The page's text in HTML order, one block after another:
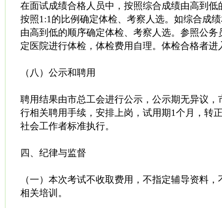
在面试成绩合格人员中，按照综合成绩由高到低
按照1:1的比例确定体检、考察人选。如综合成
由高到低的顺序确定体检、考察人选。参照公务
定医院进行体检，体检费用自理。体检合格者进
（八）公示和聘用
聘用结果由市总工会进行公示，公示期无异议，
行相关聘用手续，安排上岗，试用期1个月，转
社会工作者标准执行。
四、纪律与监督
（一）本次考试不收取费用，不指定辅导资料
相关培训。